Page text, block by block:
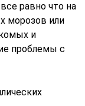
равно что на
морозов или
и
проблемы с